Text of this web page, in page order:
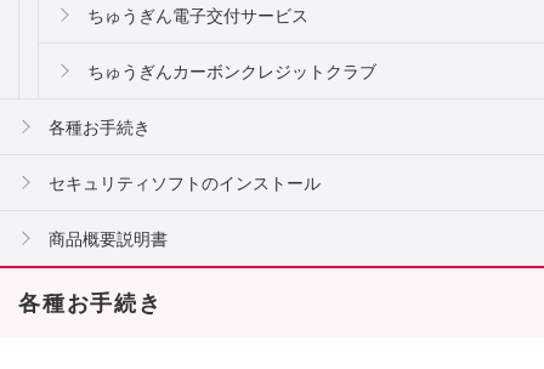
ちゅうぎん電子交付サービス
ちゅうぎんカーボンクレジットクラブ
各種お手続き
セキュリティソフトのインストール
商品概要説明書
各種お手続き